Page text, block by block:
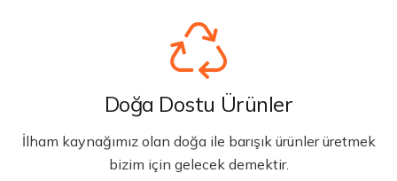
Doğa Dostu Ürünler
İlham kaynağımız olan doğa ile barışık ürünler üretmek
bizim için gelecek demektir.